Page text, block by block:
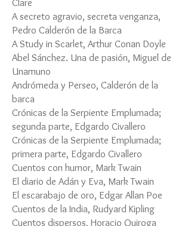
Clare
A secreto agravio, secreta venganza,
Pedro Calderón de la Barca
A Study in Scarlet, Arthur Conan Doyle
Abel Sánchez. Una de pasión, Miguel de
Unamuno
Andrómeda y Perseo, Calderón de la
barca
Crónicas de la Serpiente Emplumada;
segunda parte, Edgardo Civallero
Crónicas de la Serpiente Emplumada;
primera parte, Edgardo Civallero
Cuentos con humor, Mark Twain
El diario de Adán y Eva, Mark Twain
El escarabajo de oro, Edgar Allan Poe
Cuentos de la India, Rudyard Kipling
Cuentos dispersos, Horacio Quiroga